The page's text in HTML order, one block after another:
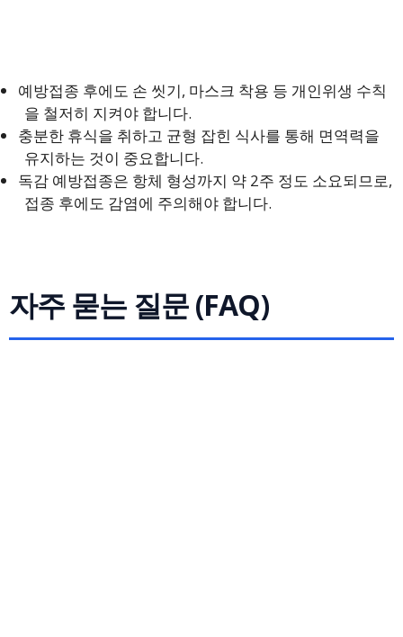
예방접종 후에도 손 씻기, 마스크 착용 등 개인위생 수칙
을 철저히 지켜야 합니다.
충분한 휴식을 취하고 균형 잡힌 식사를 통해 면역력을
유지하는 것이 중요합니다.
독감 예방접종은 항체 형성까지 약 2주 정도 소요되므로,
접종 후에도 감염에 주의해야 합니다.
자주 묻는 질문 (FAQ)